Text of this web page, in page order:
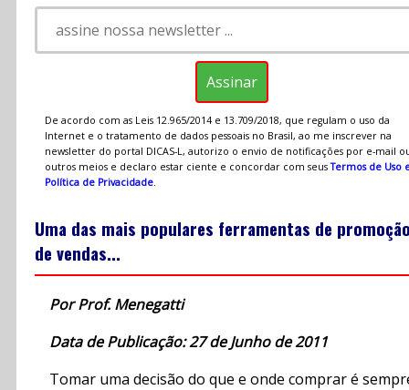
De acordo com as Leis 12.965/2014 e 13.709/2018, que regulam o uso da
Internet e o tratamento de dados pessoais no Brasil, ao me inscrever na
newsletter do portal DICAS-L, autorizo o envio de notificações por e-mail
outros meios e declaro estar ciente e concordar com seusTermos de Uso
Política de Privacidade.
Uma das mais populares ferramentas de
de vendas...
Por Prof. Menegatti
Data de Publicação: 27 de Junho de 2011
Tomar uma decisão do que e onde comprar é